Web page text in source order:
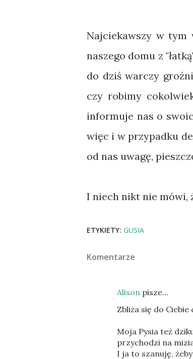
Najciekawszy w tym
naszego domu z
do dziś warczy
czy robimy
informuje nas o
więc i w przypadku
od nas uwagę,
I niech nikt nie mówi,
ETYKIETY: GUSIA
Komentarze
Alison pisze…
Zbliża się do
Moja Pysia też
przychodzi na
I ja to szanuję,